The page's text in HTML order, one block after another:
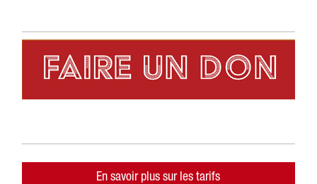
En savoir plus sur les tarifs